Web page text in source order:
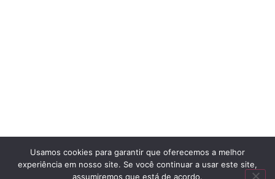
Usamos cookies para garantir que oferecemos a melhor
experiência em nosso site. Se você continuar a usar este site,
assumiremos que está de acordo.